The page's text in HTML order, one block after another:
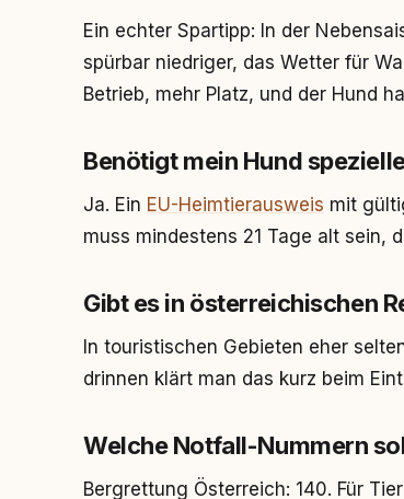
Ein echter Spartipp: In der
spürbar niedriger, das Wetter für
Betrieb, mehr Platz, und der Hund
Benötigt mein Hund
Ja. Ein EU-Heimtierausweis mit
muss mindestens 21 Tage alt sein,
Gibt es in österreichischen
In touristischen Gebieten eher
drinnen klärt man das kurz beim
Welche Notfall-Nummern
Bergrettung Österreich: 140. Für